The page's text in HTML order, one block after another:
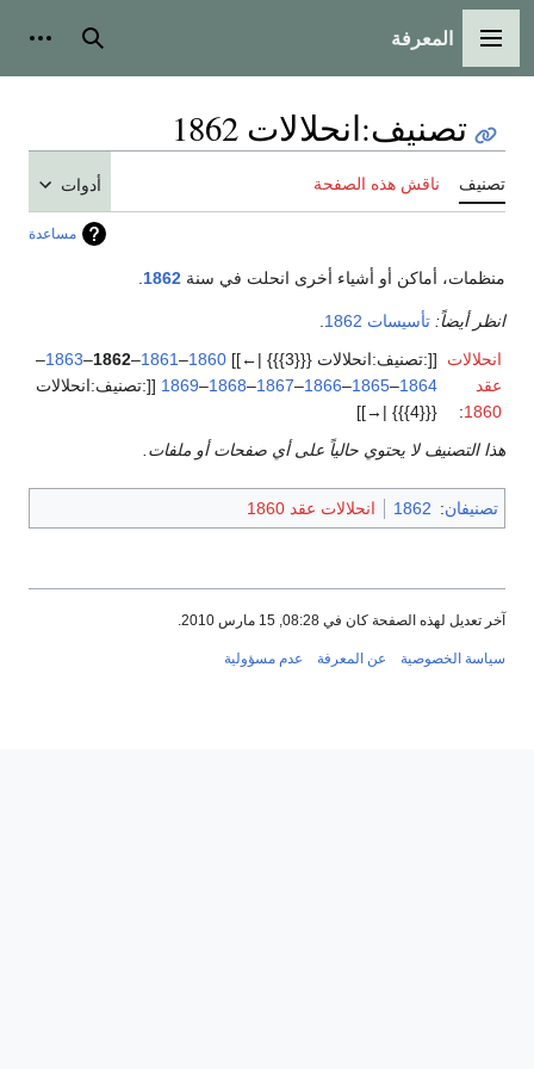
القائمة الرئيسية
المعرفة بحث
تصنيف:انحلالات 1862
تصنيف ناقش هذه الصفحة أدوات
مساعدة
منظمات، أماكن أو أشياء أخرى انحلت في سنة 1862
انظر أيضاً: تأسيسات 1862
انحلالات
عقد
1860
:
[[:تصنيف:انحلالات {{{3}}} |←]] 1860
–
1861
–
1862
–
1863
–
1864
–
1865
–
1866
–
1867
–
1868
–
1869 [[:تصنيف:انحلالات
{{{4}}} |→]]
هذا التصنيف لا يحتوي حالياً على أي صفحات أو ملفات.
تصنيفان:
1862 انحلالات عقد 1860
آخر تعديل لهذه الصفحة كان في 08:28, 15 مارس 2010.
سياسة الخصوصية عن المعرفة عدم مسؤولية